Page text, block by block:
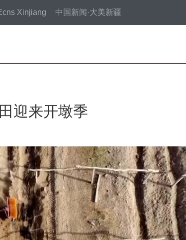
Xinjiang 中国新闻·大美新疆
迎来开墩季